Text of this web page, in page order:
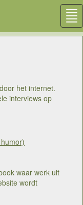
het internet.
interviews op
waar werk uit
wordt